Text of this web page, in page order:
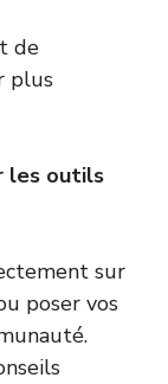
de
plus
les outils
sur
poser vos